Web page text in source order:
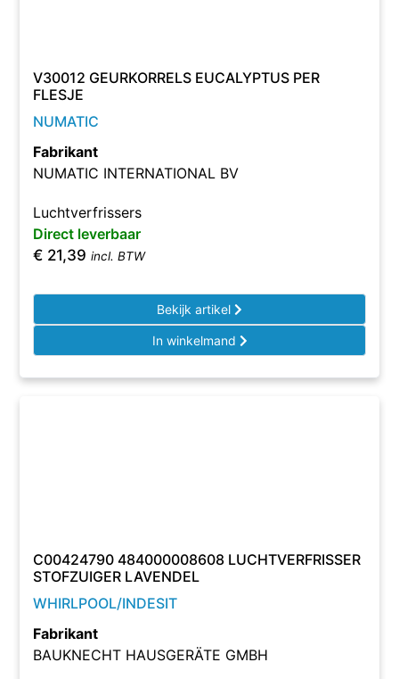
V30012 GEURKORRELS EUCALYPTUS PER
FLESJE
NUMATIC
Fabrikant
NUMATIC INTERNATIONAL BV
Luchtverfrissers
Direct leverbaar
€ 21,39 incl. BTW
Bekijk artikel
In winkelmand
C00424790 484000008608 LUCHTVERFRISSER
STOFZUIGER LAVENDEL
WHIRLPOOL/INDESIT
Fabrikant
BAUKNECHT HAUSGERÄTE GMBH